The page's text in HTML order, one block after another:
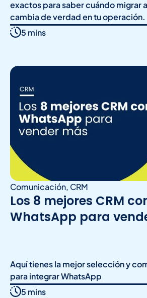
exactos para saber cuándo migrar
cambia de verdad en tu operación.
5 mins
Comunicación, CRM
Los 8 mejores CRM
WhatsApp para
Aquí tienes la mejor selección y
para integrar WhatsApp
5 mins